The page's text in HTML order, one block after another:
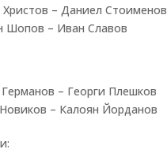
Христов – Даниел Стоименов
Шопов – Иван Славов
– Георги Плешков
– Калоян Йорданов